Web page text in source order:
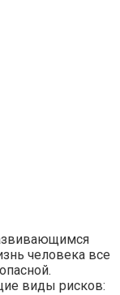
человека все
виды рисков: